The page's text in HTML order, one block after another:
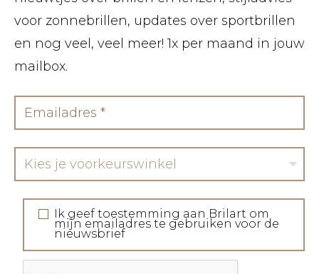
voor zonnebrillen, updates over sportbrillen
en nog veel, veel meer! 1x per maand in jouw
mailbox.
Kies je voorkeurswinkel
Ik geef toestemming aan Brilart om
mijn emailadres te gebruiken voor de
nieuwsbrief